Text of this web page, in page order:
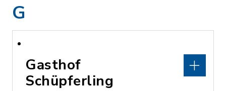
G
Gasthof
Schüpferling